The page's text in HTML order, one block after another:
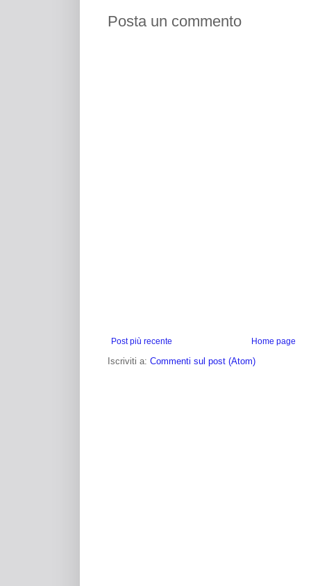
Posta un commento
Post più recente Home page
Iscriviti a: Commenti sul post (Atom)